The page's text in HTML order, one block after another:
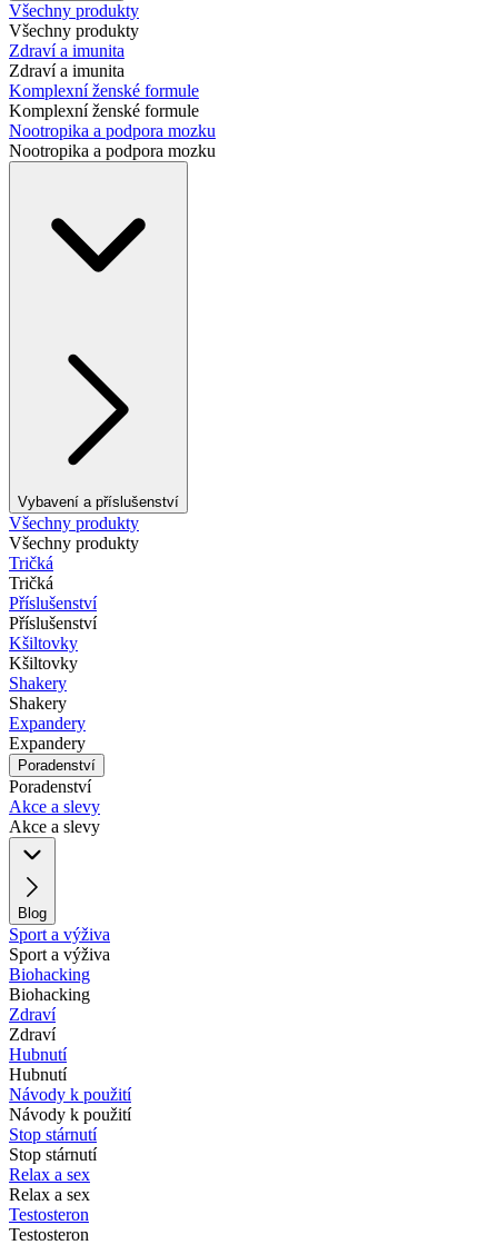
Všechny produkty
Všechny produkty
Zdraví a imunita
Zdraví a imunita
Komplexní ženské formule
Komplexní ženské formule
Nootropika a podpora mozku
Nootropika a podpora mozku
Vybavení a příslušenství
Všechny produkty
Všechny produkty
Tričká
Tričká
Příslušenství
Příslušenství
Kšiltovky
Kšiltovky
Shakery
Shakery
Expandery
Expandery
Poradenství
Poradenství
Akce a slevy
Akce a slevy
Blog
Sport a výživa
Sport a výživa
Biohacking
Biohacking
Zdraví
Zdraví
Hubnutí
Hubnutí
Návody k použití
Návody k použití
Stop stárnutí
Stop stárnutí
Relax a sex
Relax a sex
Testosteron
Testosteron